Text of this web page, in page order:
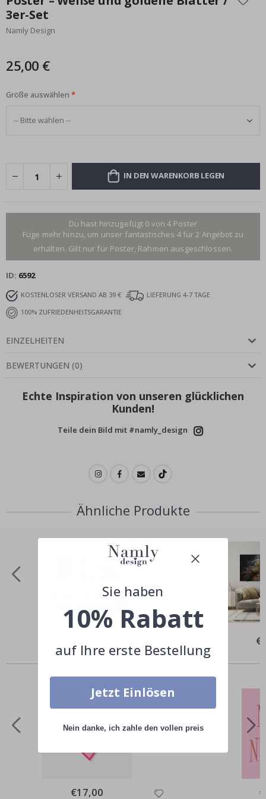
der
Bildgalerie
springen
3er-Set
Namly Design
25,00 €
Größe auswählen
IN DEN WARENKORB LEGEN
Du hast hinzugefügt 0 von 4 Poster
Füge mehr hinzu, um unser fantastisches 4 für 2 Angebot zu
erhalten. Gilt nur für Poster, Rahmen ausgeschlossen.
ID 6592
KOSTENLOSER VERSAND AB 39 €
LIEFERUNG 4-7 TAGE
100% ZUFRIEDENHEITSGARANTIE
EINZELHEITEN
BEWERTUNGEN (0)
Echte Inspiration von unseren glücklichen
Kunden!
Teile dein Bild mit #namly_design
Ähnliche Produkte
Price
Special
€17,00
Sie haben
10% Rabatt
auf Ihre erste Bestellung
Jetzt Einlösen
Nein danke, ich zahle den vollen preis